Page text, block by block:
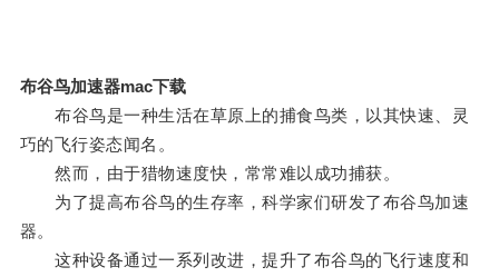
布谷鸟加速器mac下载
布谷鸟是一种生活在草原上的捕食鸟类，以其快速、灵
巧的飞行姿态闻名。
然而，由于猎物速度快，常常难以成功捕获。
为了提高布谷鸟的生存率，科学家们研发了布谷鸟加速
器。
这种设备通过一系列改进，提升了布谷鸟的飞行速度和